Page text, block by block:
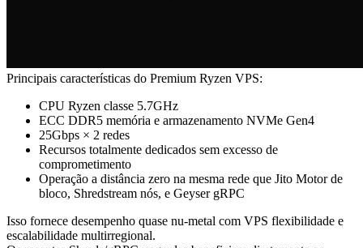
Principais características do Premium Ryzen VPS:
CPU Ryzen classe 5.7GHz
ECC DDR5 memória e armazenamento NVMe Gen4
25Gbps × 2 redes
Recursos totalmente dedicados sem excesso de
comprometimento
Operação a distância zero na mesma rede que Jito Motor de
bloco, Shredstream nós, e Geyser gRPC
Isso fornece desempenho quase nu-metal com VPS flexibilidade e
escalabilidade multirregional.